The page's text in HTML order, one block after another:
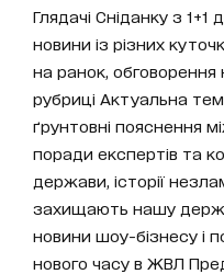
Глядачі Сніданку з 1+1
новини із різних
на ранок,
рубриці Актуальна
ґрунтовні пояснення
поради експертів та
держави, історії
захищають нашу
новини шоу-бізнесу і
нового часу в ЖВЛ